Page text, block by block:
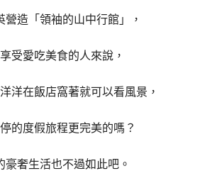
營造「領袖的山中行館」，
受愛吃美食的人來說，
洋在飯店窩著就可以看風景，
的度假旅程更完美的嗎？
豪奢生活也不過如此吧。